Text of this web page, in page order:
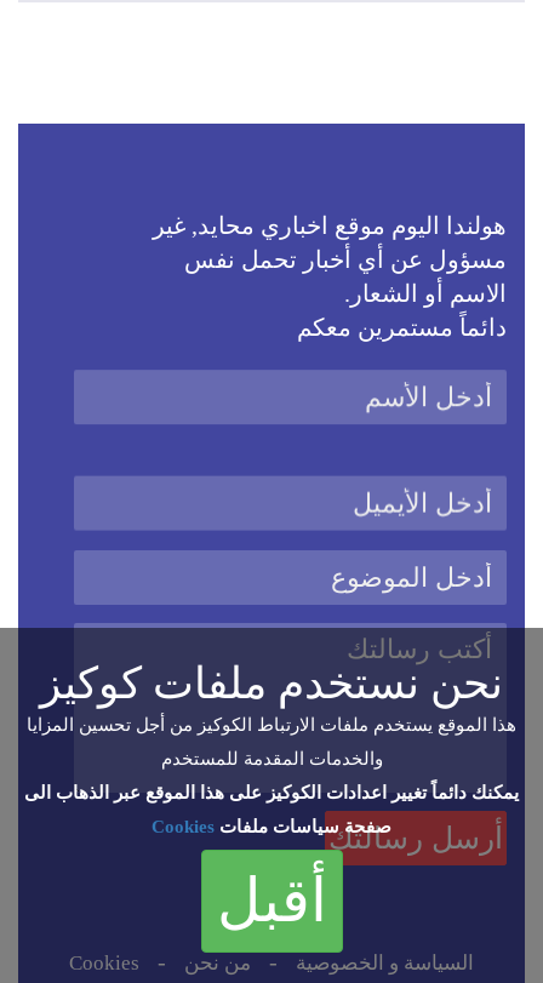
هولندا اليوم موقع اخباري محايد, غير
مسؤول عن أي أخبار تحمل نفس
الاسم أو الشعار.
دائماً مستمرين معكم
السياسة و الخصوصية - من نحن -
Cookies
نحن نستخدم ملفات كوكيز
هذا الموقع يستخدم ملفات الارتباط الكوكيز من أجل تحسين المزايا
والخدمات المقدمة للمستخدم
يمكنك دائماً تغيير اعدادات الكوكيز على هذا الموقع عبر الذهاب الى
صفحة سياسات ملفات Cookies
أقبل